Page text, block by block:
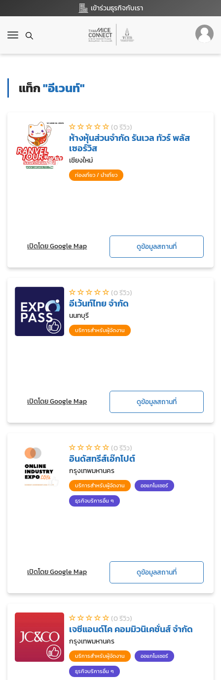
เข้าร่วมธุรกิจกับเรา
T
g
แท็ก"อีเวนท์"
(0 รีวิว)
ห้างหุ้นส่วนจำกัด รันเวล ทัวร์ พลัส
เซอร์วิส
เชียงใหม่
ท่องเที่ยว / นำเที่ยว
เปิดโดย Google Map ดูข้อมูลสถานที่
(0 รีวิว)
อีเว้นท์ไทย จำกัด
นนทบุรี
บริการสำหรับผู้จัดงาน
เปิดโดย Google Map ดูข้อมูลสถานที่
(0 รีวิว)
อินดัสทรีส์เอ๊กโปต์
กรุงเทพมหานคร
บริการสำหรับผู้จัดงาน
ออแกไนเซอร์
ธุรกิจบริการอื่น ๆ
เปิดโดย Google Map ดูข้อมูลสถานที่
(0 รีวิว)
เจซีแอนด์โค คอมมิวนิเคชั่นส์ จำกัด
กรุงเทพมหานคร
บริการสำหรับผู้จัดงาน
ออแกไนเซอร์
ธุรกิจบริการอื่น ๆ